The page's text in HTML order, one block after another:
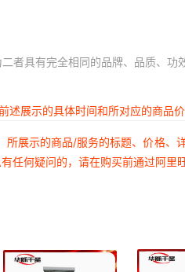
者具有完全相同的品牌、品质、功
展示的具体时间和所对应的商品价
展示的商品/服务的标题、价格
何疑问的，请在购买前通过阿